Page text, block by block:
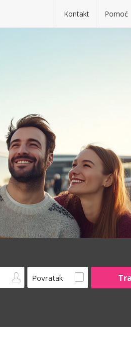
Kontakt Pomoć
Povratak